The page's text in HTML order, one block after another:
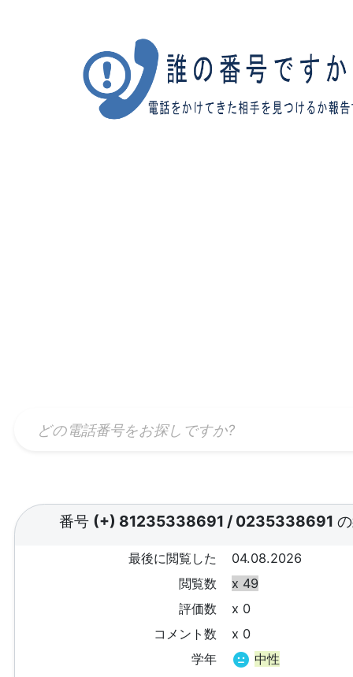
番号 (+) 81235338691 /0235338691
最後に閲覧した
04.08.2026
閲覧数
x 49
評価数
x 0
コメント数
x 0
学年
中性